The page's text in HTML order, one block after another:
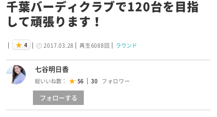
千葉バーディクラブで120台を目指
して頑張ります！
4 2017.03.28 再生6088回 ラウンド
七谷明日香
総いいね数： 56 30
フォローする